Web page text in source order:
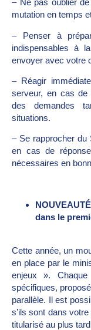
– Ne pas oublier
mutation en temps
– Penser à
indispensables à
envoyer avec votre
– Réagir
serveur, en cas de
des demandes
situations.
– Se rapprocher du
en cas de
nécessaires en
dans le
Cette année, un
en place par le
enjeux ».
spécifiques,
parallèle. Il est
s’ils sont dans
titularisé au plus